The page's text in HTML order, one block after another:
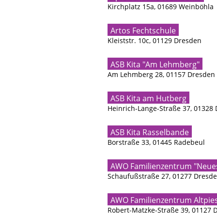
Kirchplatz 15a, 01689 Weinböhla
Artos Fechtschule
Kleiststr. 10c, 01129 Dresden
ASB Kita "Am Lehmberg"
Am Lehmberg 28, 01157 Dresden
ASB Kita am Hutberg
Heinrich-Lange-Straße 37, 01328
ASB Kita Rasselbande
Borstraße 33, 01445 Radebeul
AWO Familienzentrum
Schaufußstraße 27, 01277
AWO Familienzentrum
Robert-Matzke-Straße 39, 01127